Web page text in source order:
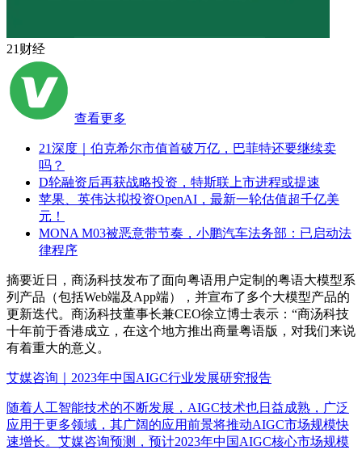
21财经
查看更多
21深度｜伯克希尔市值首破万亿，巴菲特还要继续卖
吗？
D轮融资后再获战略投资，特斯联上市进程或提速
苹果、英伟达拟投资OpenAI，最新一轮估值超千亿美
元！
MONA M03被恶意带节奏，小鹏汽车法务部：已启动法
律程序
摘要近日，商汤科技发布了面向粤语用户定制的粤语大模型系
列产品（包括Web端及App端），并宣布了多个大模型产品的
更新迭代。商汤科技董事长兼CEO徐立博士表示：“商汤科技
十年前于香港成立，在这个地方推出商量粤语版，对我们来说
有着重大的意义。
艾媒咨询｜2023年中国AIGC行业发展研究报告
随着人工智能技术的不断发展，AIGC技术也日益成熟，广泛
应用于更多领域，其广阔的应用前景将推动AIGC市场规模快
速增长。艾媒咨询预测，预计2023年中国AIGC核心市场规模